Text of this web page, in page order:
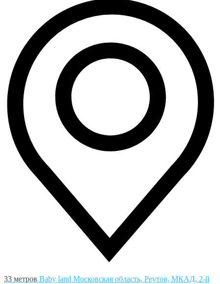
33 метров Baby land Московская область, Реутов, МКАД, 2-й